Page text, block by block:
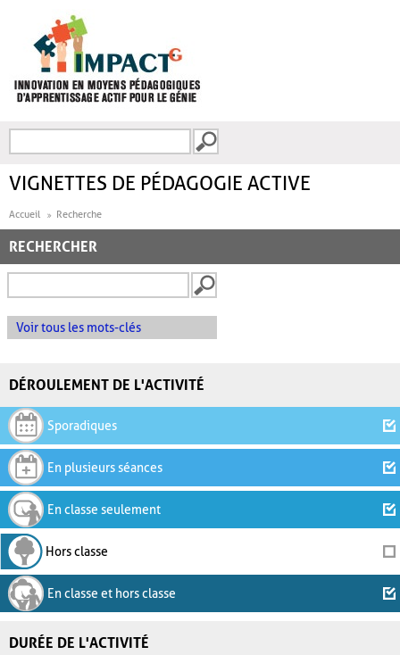
FORMULAIRE DE
VIGNETTES DE PÉDAGOGIE ACTIVE
Accueil Recherche
RECHERCHER
Voir tous les mots-clés
DÉROULEMENT DE L'ACTIVITÉ
Sporadiques
En plusieurs séances
En classe seulement
Hors classe
En classe et hors classe
DURÉE DE L'ACTIVITÉ